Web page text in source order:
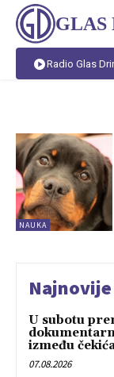
GLAS
Radio Glas
NAUKA
U subotu
između
07.08.2026